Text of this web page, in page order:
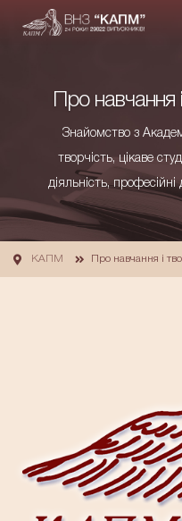
Про
Знайомство з
творчість, цікаве
діяльність,
КАПМ Про навчання і